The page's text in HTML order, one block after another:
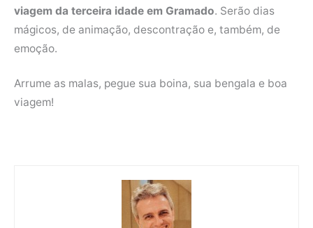
viagem da terceira idade em Gramado. Serão dias
mágicos, de animação, descontração e, também, de
emoção.
Arrume as malas, pegue sua boina, sua bengala e boa
viagem!